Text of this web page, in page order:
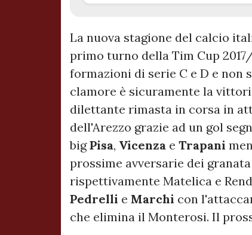
La nuova stagione del calcio
primo turno della Tim Cup
formazioni di serie C e D e non
clamore è sicuramente la
dilettante rimasta in corsa in
dell'Arezzo grazie ad un gol
bigPisa, Vicenza e Trapani
prossime avversarie dei
rispettivamente Matelica e
Pedrelli e Marchi con
che elimina il Monterosi. Il